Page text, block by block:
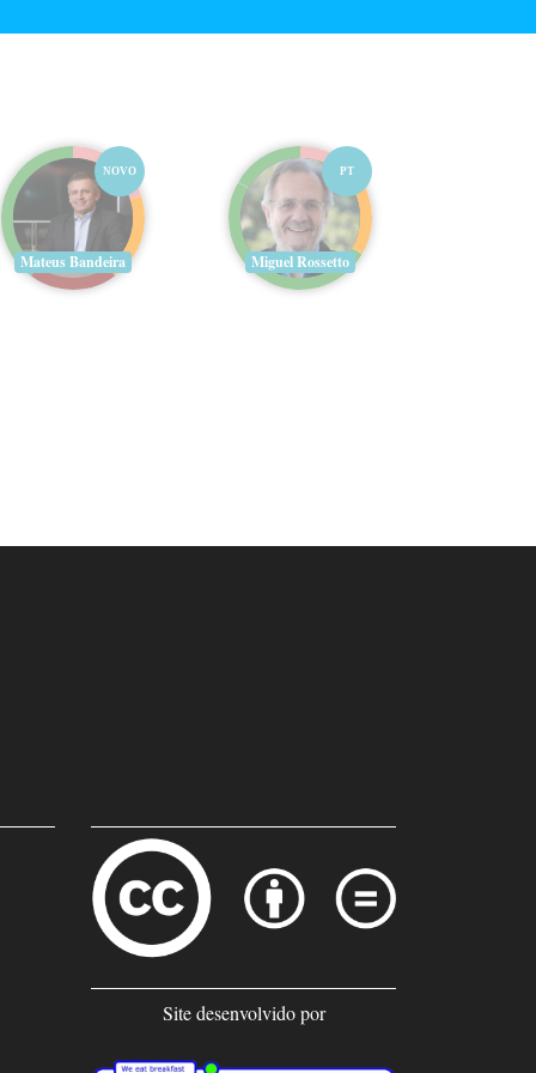
NOVO
Mateus Bandeira
PT
Miguel Rossetto
Site desenvolvido por